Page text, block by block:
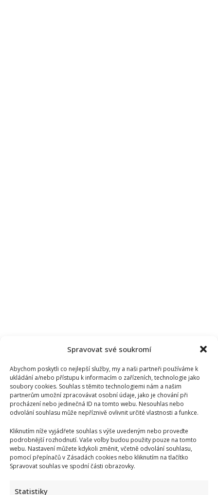
Spravovat své soukromí
Abychom poskytli co nejlepší služby, my a naši partneři používáme k
ukládání a/nebo přístupu k informacím o zařízeních, technologie jako
soubory cookies. Souhlas s těmito technologiemi nám a našim
partnerům umožní zpracovávat osobní údaje, jako je chování při
procházení nebo jedinečná ID na tomto webu. Nesouhlas nebo
odvolání souhlasu může nepříznivě ovlivnit určité vlastnosti a funkce.
Kliknutím níže vyjádřete souhlas s výše uvedeným nebo proveďte
podrobnější rozhodnutí. Vaše volby budou použity pouze na tomto
webu. Nastavení můžete kdykoli změnit, včetně odvolání souhlasu,
pomocí přepínačů v Zásadách cookies nebo kliknutím na tlačítko
Spravovat souhlas ve spodní části obrazovky.
Statistiky